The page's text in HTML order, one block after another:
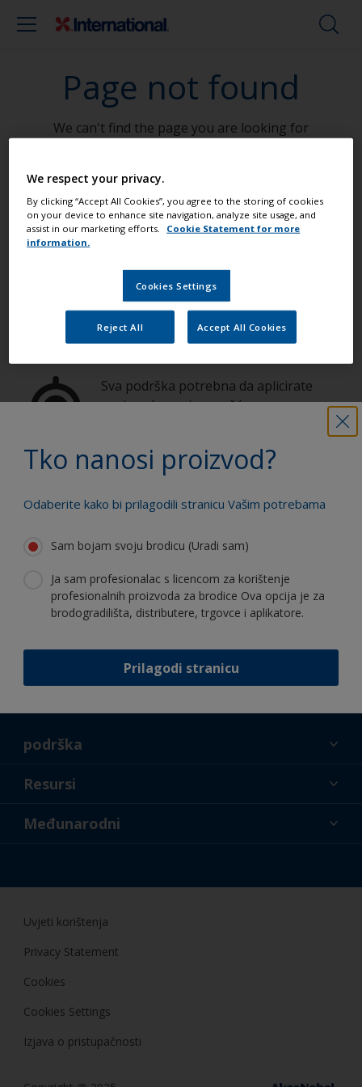
Page not found
We can't find the page you are looking for
Go To Home
Tko nanosi proizvod?
Odaberite kako bi prilagodili stranicu Vašim potrebama
Sam bojam svoju brodicu (Uradi sam)
Ja sam profesionalac s licencom za korištenje
profesionalnih proizvoda za brodice Ova opcija je za
brodogradilišta, distributere, trgovce i aplikatore.
Prilagodi stranicu
Postignite profesionalni rezultat
Pronađite najbolje proizvode kako bi
Vaša brodica bila u vrhunskom stanju
Sva podrška potrebna da aplicirate
proizvode sa sigurnošću
Koristite naše stalne inovacije i
stručnost
Follow International
podrška
O nama
Resursi
Novosti
Međunarodni
Uvjeti korištenja
Privacy Statement
Cookies
Cookies Settings
Izjava o pristupačnosti
We respect your privacy.
By clicking “Accept All Cookies”, you agree to the storing of cookies
on your device to enhance site navigation, analyze site usage, and
assist in our marketing efforts.
Cookie Statement for more
information.
Cookies Settings
Reject All Accept All Cookies